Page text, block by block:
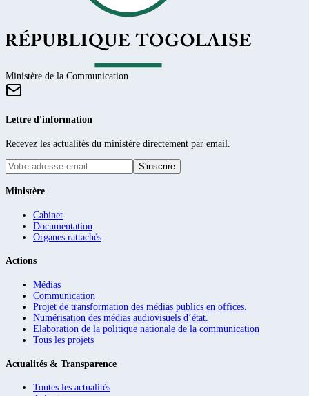
Ministère de la Communication
Lettre d'information
Recevez les actualités du ministère directement par email.
S'inscrire
Ministère
Cabinet
Documentation
Organes rattachés
Actions
Médias
Communication
Projet de transformation des médias publics en offices.
Numérisation des médias audiovisuels d’état.
Elaboration de la politique nationale de la communication
Tous les projets
Actualités & Transparence
Toutes les actualités